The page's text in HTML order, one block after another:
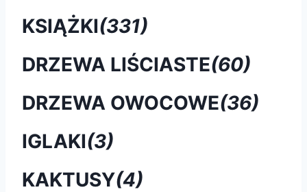
KSIĄŻKI(331)
DRZEWA LIŚCIASTE(60)
DRZEWA OWOCOWE(36)
IGLAKI(3)
KAKTUSY(4)